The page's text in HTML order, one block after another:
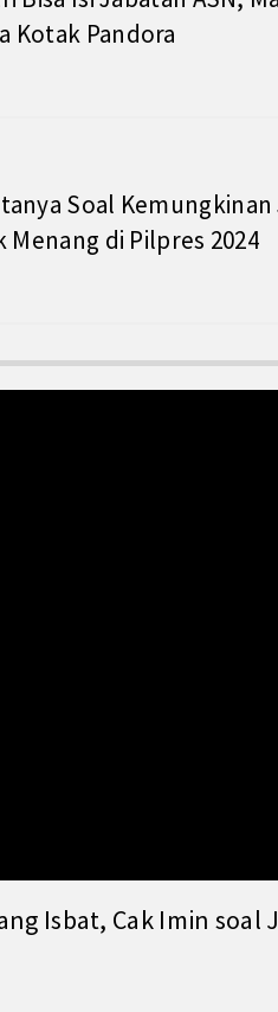
Kotak Pandora
Soal Kemungkinan
Menang di Pilpres 2024
Isbat, Cak Imin soal